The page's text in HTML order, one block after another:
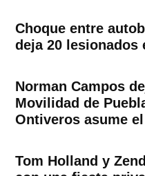
Choque entre
deja 20 lesionados
Norman Campos
Movilidad de
Ontiveros asume
Tom Holland y